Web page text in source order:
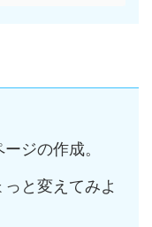
ジの作成。
と変えてみよ